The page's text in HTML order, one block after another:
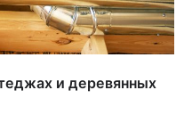
и деревянных